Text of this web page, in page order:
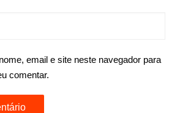
email e site neste navegador para
comentar.